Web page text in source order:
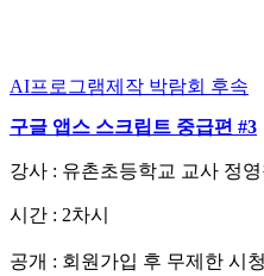
AI프로그램제작 박람회 후속
구글 앱스 스크립트 중급편 #3
강사 : 유촌초등학교 교사 정영
시간 : 2차시
공개 : 회원가입 후 무제한 시청